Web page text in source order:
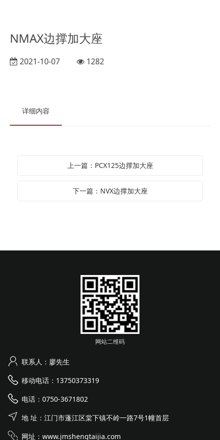
NMAX边撑加大座
2021-10-07 1282
详细内容
上一篇：PCX125边撑加大座
下一篇：NVX边撑加大座
网站二维码
联系人：廖先生
移动电话：13750373319
电话：0750-3671802
地 址：江门市蓬江区棠下镇不岭一路7号1幢首层
网址： www.jmshengtaijia.com